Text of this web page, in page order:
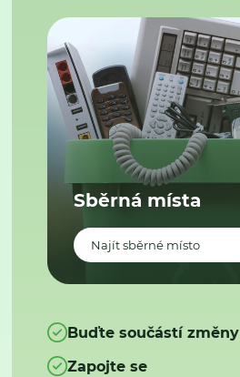
Sběrná místa
Najít sběrné místo
Buďte součástí změny
Zapojte se